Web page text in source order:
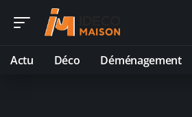
Actu Déco Déménagement